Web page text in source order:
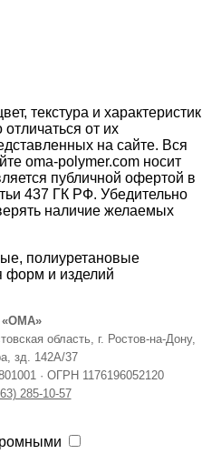
текстура и
от их
на сайте. Вся
oma-polymer.com носит
публичной офертой в
437 ГК РФ. Убедительно
наличие желаемых
полиуретановые
форм и изделий
область, г. Ростов-на-Дону,
зд. 142А/37
· ОГРН 1176196052120
285-10-57